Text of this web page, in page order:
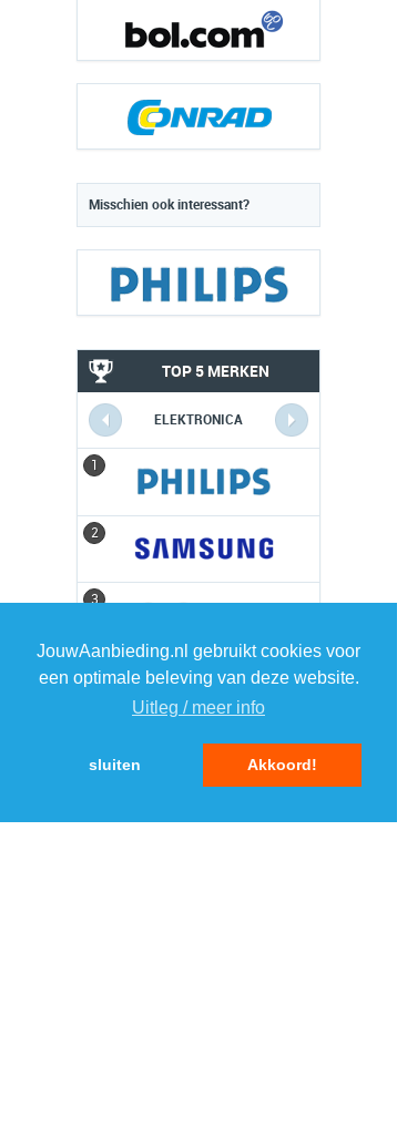
JouwAanbieding.nl gebruikt cookies voor
een optimale beleving van deze website.
Uitleg / meer info
sluiten Akkoord!
Misschien ook interessant?
TOP 5 MERKEN
ELEKTRONICA
1
2
3 3